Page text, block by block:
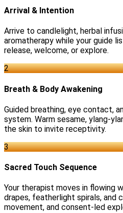
Arrival & Intention
Arrive to candlelight, herbal
aromatherapy while your guide
release, welcome, or explore.
2
Breath & Body Awakening
Guided breathing, eye contact,
system. Warm sesame, ylang-
the skin to invite receptivity.
3
Sacred Touch Sequence
Your therapist moves in flowing
drapes, featherlight spirals, and
movement, and consent-led